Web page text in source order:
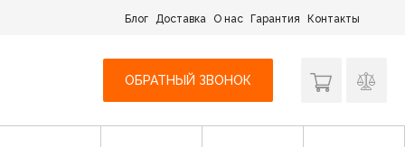
Блог Доставка О нас Гарантия Контакты
ОБРАТНЫЙ ЗВОНОК